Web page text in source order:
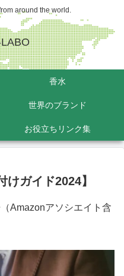
around the world.
香水
世界のブランド
お役立ちリンク集
けガイド2024】
Amazonアソシエイト含